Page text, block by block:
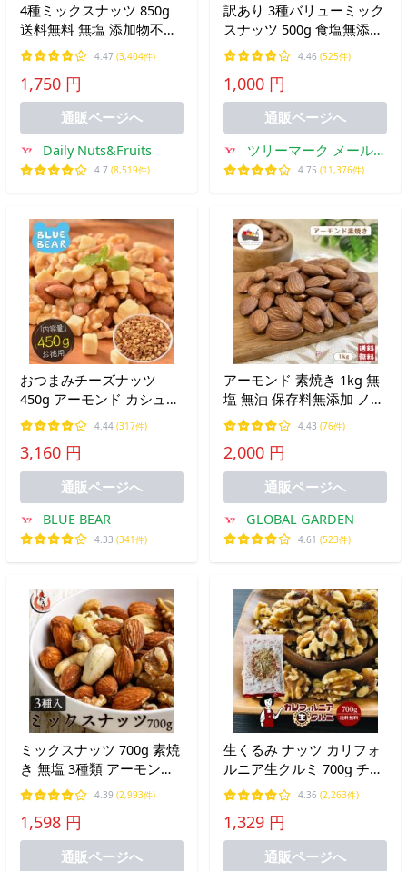
4種ミックスナッツ 850g
送料無料 無塩 添加物不使
用 植物油不使用 生くるみ
アーモンド カシューナッ
ツ 生マカダミア チャック
付き
4.47 (3,404件)
1,750 円
通販ページへ
Daily Nuts&Fruits
4.7 (8,519件)
訳あり 3種バリューミック
スナッツ 500g 食塩無添加
植物油不使用 ナッツ カシ
ューナッツ クルミ アーモ
ンド おやつ おつまみ
4.46 (525件)
1,000 円
通販ページへ
ツリーマーク メール便
専門支店
4.75 (11,376件)
おつまみチーズナッツ
450g アーモンド カシュー
ナッツ くるみ ダイスチー
ズ チーズ 食塩不使用 加工
オイル不使用 送料無料 お
中元 御中元 爆買
4.44 (317件)
3,160 円
通販ページへ
BLUE BEAR
4.33 (341件)
アーモンド 素焼き 1kg 無
塩 無油 保存料無添加 ノン
パレル種 ナッツ ロースト
製菓 製パン 材料 おつまみ
おやつ メール便 送料無料
4.43 (76件)
2,000 円
通販ページへ
GLOBAL GARDEN
4.61 (523件)
ミックスナッツ 700g 素焼
き 無塩 3種類 アーモンド
カシューナッツ クルミ 食
塩不使用 ナッツ お中元 御
中元 爆買
4.39 (2,993件)
1,598 円
通販ページへ
生くるみ ナッツ カリフォ
ルニア生クルミ 700g チャ
ック付 脱酸素剤入り LHP
くるみ 胡桃 無塩 無油 送
料無料
4.36 (2,263件)
1,329 円
通販ページへ